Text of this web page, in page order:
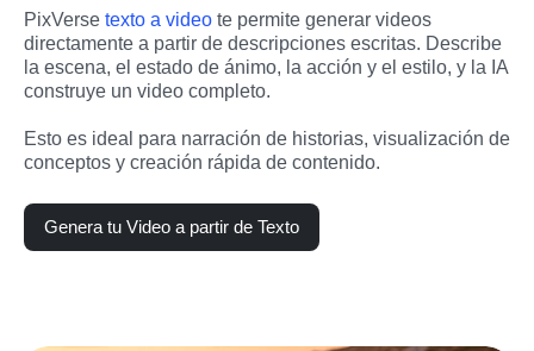
PixVerse texto a video te permite generar videos
directamente a partir de descripciones escritas. Describe
la escena, el estado de ánimo, la acción y el estilo, y la IA
construye un video completo.
Esto es ideal para narración de historias, visualización de
conceptos y creación rápida de contenido.
Genera tu Video a partir de Texto